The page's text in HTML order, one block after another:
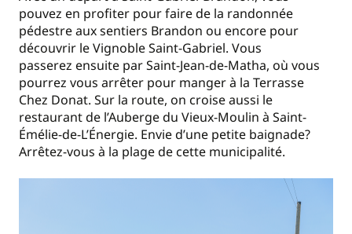
pouvez en profiter pour faire de la randonnée
pédestre aux sentiers Brandon ou encore pour
découvrir le Vignoble Saint-Gabriel. Vous
passerez ensuite par Saint-Jean-de-Matha, où vous
pourrez vous arrêter pour manger à la Terrasse
Chez Donat. Sur la route, on croise aussi le
restaurant de l’Auberge du Vieux-Moulin à Saint-
Émélie-de-L’Énergie. Envie d’une petite baignade?
Arrêtez-vous à la plage de cette municipalité.